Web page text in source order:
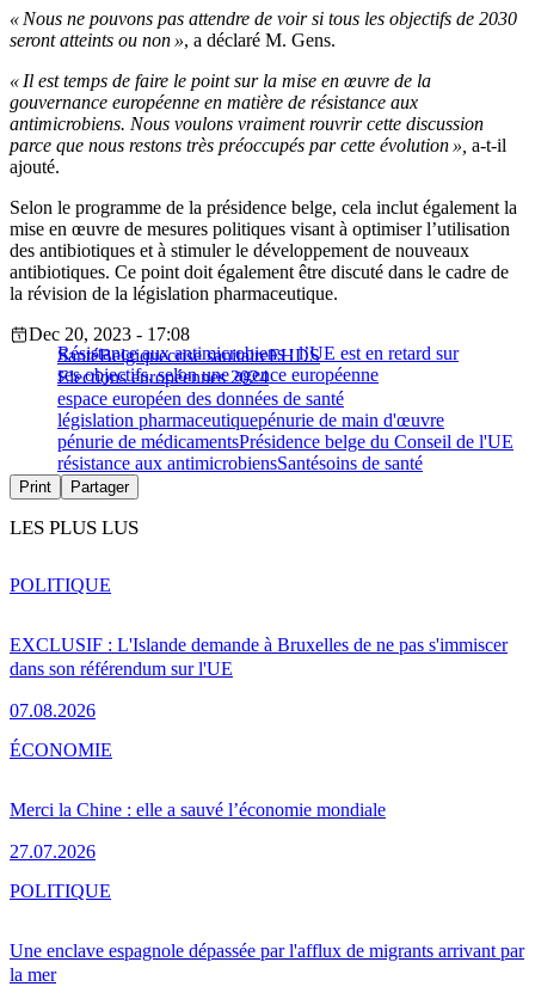
« Nous ne pouvons pas attendre de voir si tous les objectifs de 2030
seront atteints ou non », a déclaré M. Gens.
« Il est temps de faire le point sur la mise en œuvre de la
gouvernance européenne en matière de résistance aux
antimicrobiens. Nous voulons vraiment rouvrir cette discussion
parce que nous restons très préoccupés par cette évolution », a-t-il
ajouté.
Selon le programme de la présidence belge, cela inclut également la
mise en œuvre de mesures politiques visant à optimiser l’utilisation
des antibiotiques et à stimuler le développement de nouveaux
antibiotiques. Ce point doit également être discuté dans le cadre de
la révision de la législation pharmaceutique.
Résistance aux antimicrobiens : l’UE est en retard sur
ses objectifs, selon une agence européenne
Dec 20, 2023 - 17:08
SantéBelgiquecrise sanitaireEHDS
Elections européennes 2024
espace européen des données de santé
législation pharmaceutiquepénurie de main d'œuvre
pénurie de médicamentsPrésidence belge du Conseil de l'UE
résistance aux antimicrobiensSantésoins de santé
Print Partager
LES PLUS LUS
EXCLUSIF : L'Islande demande à Bruxelles de ne pas s'immiscer
dans son référendum sur l'UE
07.08.2026
POLITIQUE
Merci la Chine : elle a sauvé l’économie mondiale
27.07.2026
ÉCONOMIE
Une enclave espagnole dépassée par l'afflux de migrants arrivant par
la mer
POLITIQUE